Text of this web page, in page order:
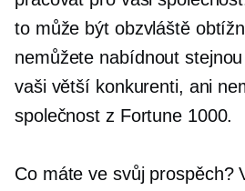
to může být obzvláště
nemůžete nabídnout
vaši větší konkurenti, ani
společnost z Fortune 1000.
Co máte ve svůj prospěch?